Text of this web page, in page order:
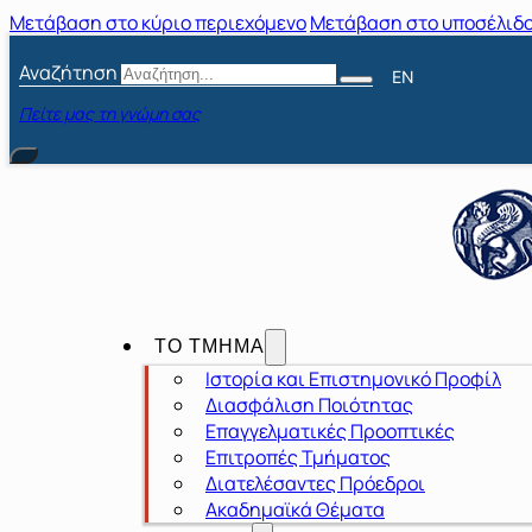
Μετάβαση στο κύριο περιεχόμενοΜετάβαση στο
Αναζήτηση
EN
Πείτε μας τη γνώμη σας
ΤΟ ΤΜΗΜΑ
Ιστορία και Επιστημονικό Προφίλ
Διασφάλιση Ποιότητας
Επαγγελματικές Προοπτικές
Επιτροπές Τμήματος
Διατελέσαντες Πρόεδροι
Ακαδημαϊκά Θέματα